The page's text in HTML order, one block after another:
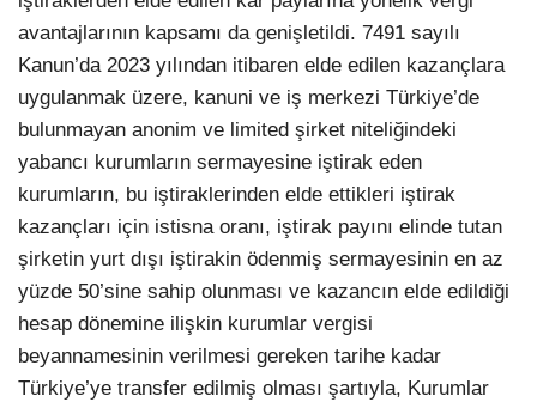
avantajlarının kapsamı da genişletildi. 7491 sayılı
Kanun’da 2023 yılından itibaren elde edilen kazançlara
uygulanmak üzere, kanuni ve iş merkezi Türkiye’de
bulunmayan anonim ve limited şirket niteliğindeki
yabancı kurumların sermayesine iştirak eden
kurumların, bu iştiraklerinden elde ettikleri iştirak
kazançları için istisna oranı, iştirak payını elinde tutan
şirketin yurt dışı iştirakin ödenmiş sermayesinin en az
yüzde 50’sine sahip olunması ve kazancın elde edildiği
hesap dönemine ilişkin kurumlar vergisi
beyannamesinin verilmesi gereken tarihe kadar
Türkiye’ye transfer edilmiş olması şartıyla, Kurumlar